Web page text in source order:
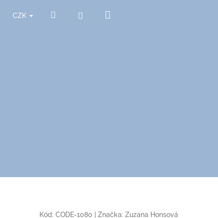
CZK Hledat Přihlášení
Kód: CODE-1080 Značka: Zuzana Honsová